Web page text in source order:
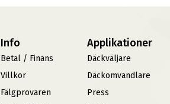
Info
Betal / Finans
Villkor
Fälgprovaren
Applikationer
Däckväljare
Däckomvandlare
Press